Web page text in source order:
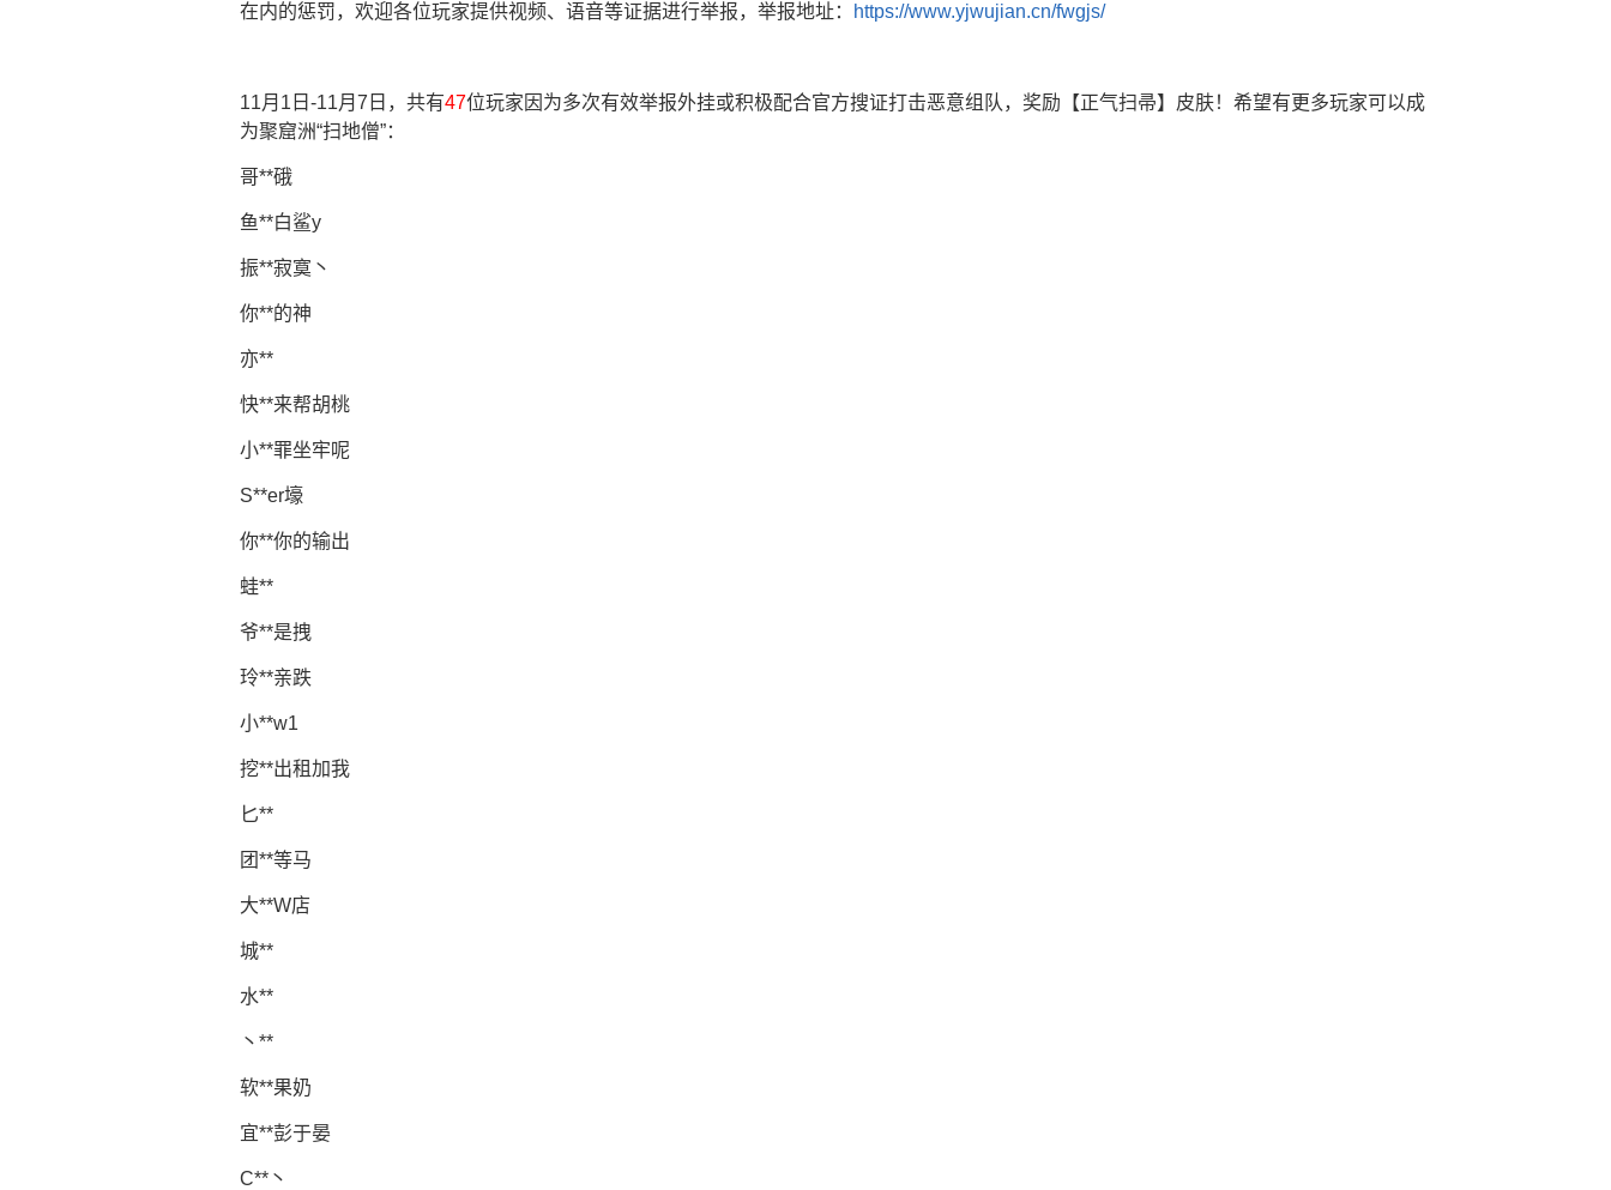
在内的惩罚，欢迎各位玩家提供视频、语音等证据进行举报，举报地址：
https://www.yjwujian.cn/fwgjs/
11月1日-11月7日，共有47位玩家因为多次有效举报外挂或积极配合官方搜证打击恶意组队，奖励【正气扫帚】皮肤！希望有更多玩家可以成
为聚窟洲“扫地僧”：
哥**硪
鱼**白鲨y
振**寂寞丶
你**的神
亦**
快**来帮胡桃
小**罪坐牢呢
S**er壕
你**你的输出
蛙**
爷**是拽
玲**亲跌
小**w1
挖**出租加我
匕**
团**等马
大**W店
城**
水**
丶**
软**果奶
宜**彭于晏
C**丶